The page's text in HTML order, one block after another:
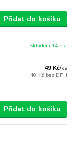
Přidat do košíku
49 Kč/ks
40 Kč bez DPH
Skladem 14 ks
Přidat do košíku